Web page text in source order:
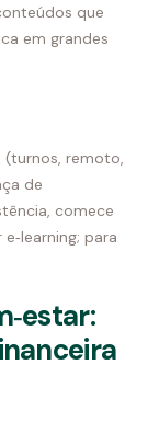
que
em grandes
(turnos, remoto,
de
comece
para